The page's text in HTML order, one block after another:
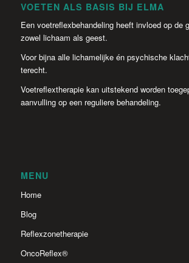
VOETEN ALS BASIS BIJ ELMA
Een voetreflexbehandeling heeft invloed op de
zowel lichaam als geest.
Voor bijna alle lichamelijke én psychische
terecht.
Voetreflextherapie kan uitstekend worden
aanvulling op een reguliere behandeling.
MENU
Home
Blog
Reflexzonetherapie
OncoReflex®